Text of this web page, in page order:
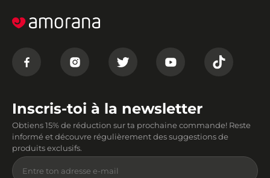
Inscris-toi à la newsletter
Obtiens 15% de réduction sur ta prochaine commande! Reste
informé et découvre régulièrement des suggestions de
produits exclusifs.